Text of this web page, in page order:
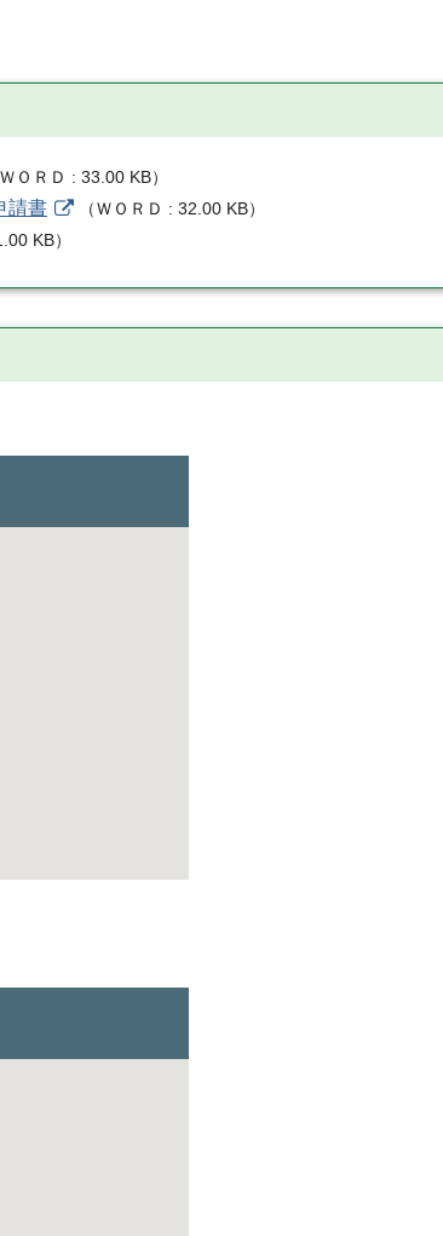
ＷＯＲＤ 33.00 KB）
請書 （ＷＯＲＤ 32.00 KB）
KB）